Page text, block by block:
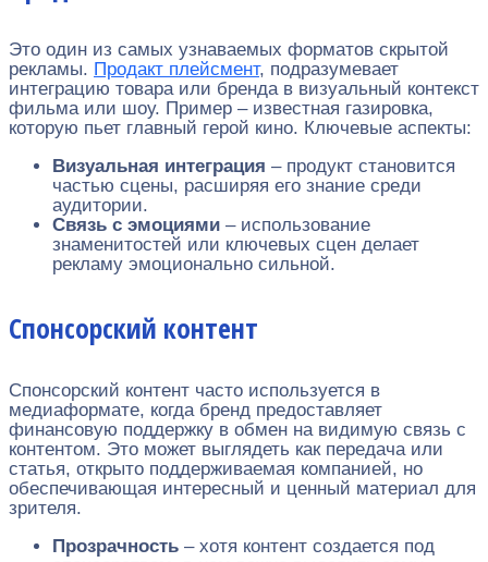
Это один из самых узнаваемых форматов скрытой
рекламы. Продакт плейсмент, подразумевает
интеграцию товара или бренда в визуальный контекст
фильма или шоу. Пример – известная газировка,
которую пьет главный герой кино. Ключевые аспекты:
Визуальная интеграция – продукт становится
частью сцены, расширяя его знание среди
аудитории.
Связь с эмоциями – использование
знаменитостей или ключевых сцен делает
рекламу эмоционально сильной.
Спонсорский контент
Спонсорский контент часто используется в
медиаформате, когда бренд предоставляет
финансовую поддержку в обмен на видимую связь с
контентом. Это может выглядеть как передача или
статья, открыто поддерживаемая компанией, но
обеспечивающая интересный и ценный материал для
зрителя.
Прозрачность – хотя контент создается под